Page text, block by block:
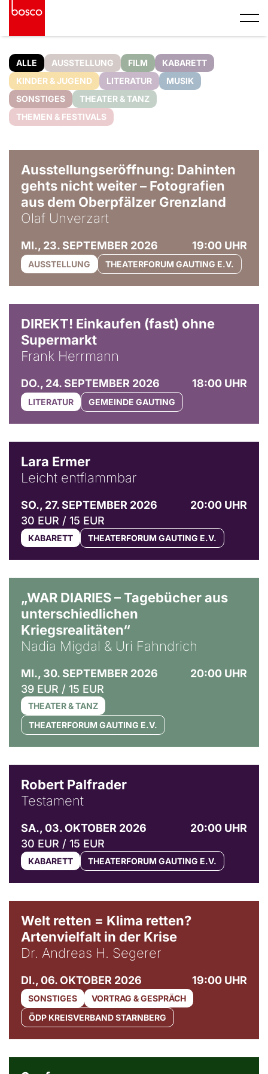
ALLE AUSSTELLUNG FILM
KABARETT
KINDER & JUGEND
LITERATUR
MUSIK
SONSTIGES
THEATER & TANZ
THEMEN & FESTIVALS
Ausstellungseröffnung: Dahinten
gehts nicht weiter – Fotografien
aus dem Oberpfälzer Grenzland
Olaf Unverzart
MI., 23. SEPTEMBER 2026 19:00 UHR
AUSSTELLUNG THEATERFORUM GAUTING E.V.
DIREKT! Einkaufen (fast) ohne
Supermarkt
Frank Herrmann
DO., 24. SEPTEMBER 2026 18:00 UHR
LITERATUR GEMEINDE GAUTING
Lara Ermer
Leicht entflammbar
SO., 27. SEPTEMBER 2026
20:00 UHR
30 EUR / 15 EUR
KABARETT THEATERFORUM GAUTING E.V.
„WAR DIARIES – Tagebücher aus
unterschiedlichen
Kriegsrealitäten“
Nadia Migdal & Uri Fahndrich
MI., 30. SEPTEMBER 2026
20:00 UHR
39 EUR / 15 EUR
THEATER & TANZ
THEATERFORUM GAUTING E.V.
Robert Palfrader
Testament
SA., 03. OKTOBER 2026
20:00 UHR
30 EUR / 15 EUR
KABARETT THEATERFORUM GAUTING E.V.
Welt retten = Klima retten?
Artenvielfalt in der Krise
Dr. Andreas H. Segerer
DI., 06. OKTOBER 2026 19:00 UHR
SONSTIGES
VORTRAG & GESPRÄCH
ÖDP KREISVERBAND STARNBERG